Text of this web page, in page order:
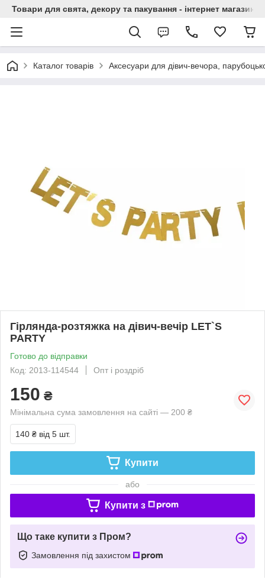
Товари для свята, декору та пакування - інтернет магазин
Каталог товарів Аксесуари для дівич-вечора,
Гірлянда-розтяжка на дівич-вечір LET`S
PARTY
Готово до відправки
Код: 2013-114544
Опт і роздріб
150 ₴
Мінімальна сума замовлення на сайті — 200 ₴
140 ₴ від 5 шт.
Купити
або
Купити з
Що таке купити з Пром?
Замовлення під захистом